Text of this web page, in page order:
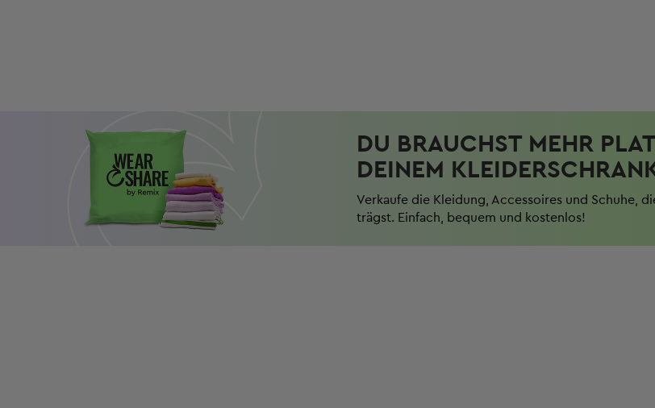
DU BRAUCHST MEHR
DEINEM
Verkaufe die Kleidung, Accessoires und Schuhe,
trägst. Einfach, bequem und kostenlos!